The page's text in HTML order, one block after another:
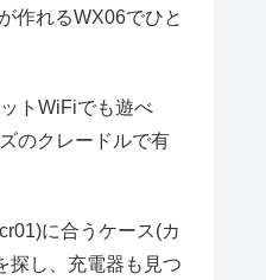
作れるWX06でひと
トWiFiでも遊べ
のクレードルで有
に合うケース(カ
探し、充電器も見つ